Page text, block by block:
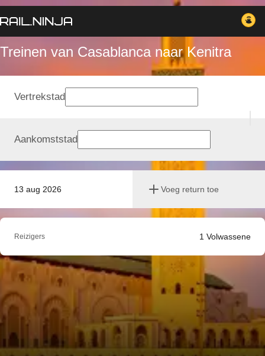
Treinen van Casablanca naar Kenitra
13 aug 2026 Voeg return toe
Vertrekstad
Aankomststad
Reizigers 1 Volwassene